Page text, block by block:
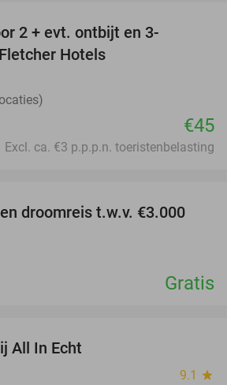
2 + evt. ontbijt en 3-
Hotels
€45
Excl. ca. €3 p.p.p.n. toeristenbelasting
droomreis t.w.v. €3.000
Gratis
All In Echt
9.1 star